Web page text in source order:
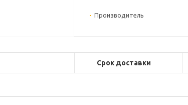
Производитель
Срок доставки